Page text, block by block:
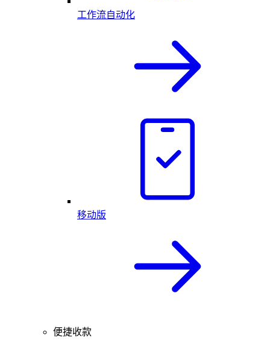
工作流自动化
移动版
便捷收款